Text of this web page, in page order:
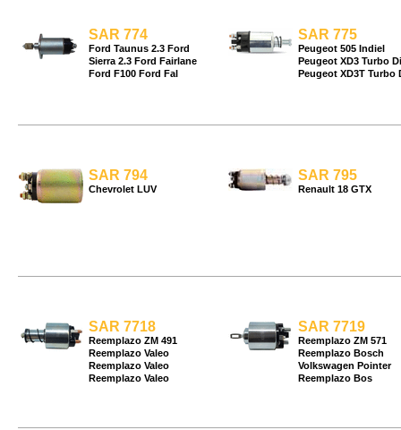
SAR 774
Ford Taunus 2.3 Ford
Sierra 2.3 Ford Fairlane
Ford F100 Ford Fal
SAR 775
Peugeot 505 Indiel
Peugeot XD3 Turbo
Peugeot XD3T Turbo
SAR 794
Chevrolet LUV
SAR 795
Renault 18 GTX
SAR 7718
Reemplazo ZM 491
Reemplazo Valeo
Reemplazo Valeo
Reemplazo Valeo
SAR 7719
Reemplazo ZM 571
Reemplazo Bosch
Volkswagen Pointer
Reemplazo Bos